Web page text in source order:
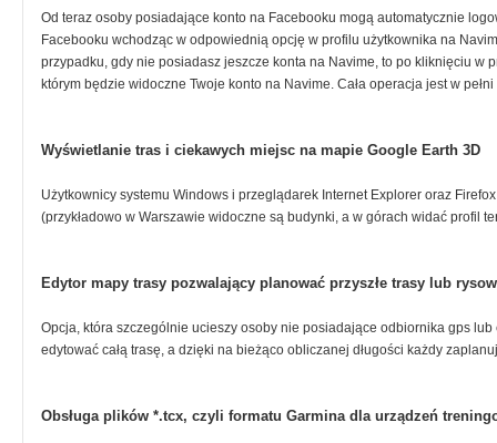
Od teraz osoby posiadające konto na Facebooku mogą automatycznie
Facebooku wchodząc w odpowiednią opcję w profilu użytkownika na
przypadku, gdy nie posiadasz jeszcze konta na Navime, to po kliknięciu
którym będzie widoczne Twoje konto na Navime. Cała operacja jest w
Wyświetlanie tras i ciekawych miejsc na mapie Google Earth 3D
Użytkownicy systemu Windows i przeglądarek Internet Explorer oraz
(przykładowo w Warszawie widoczne są budynki, a w górach widać profil
Edytor mapy trasy pozwalający planować przyszłe trasy lub
Opcja, która szczególnie ucieszy osoby nie posiadające odbiornika gps
edytować całą trasę, a dzięki na bieżąco obliczanej długości każdy
Obsługa plików *.tcx, czyli formatu Garmina dla urządzeń